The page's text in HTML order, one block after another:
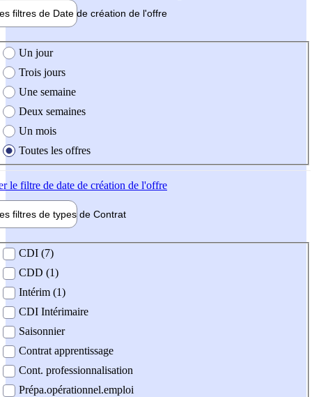
filtres de Date de création de l'offre
création de l'offre
Un jour
Trois jours
Une semaine
Deux semaines
Un mois
Toutes les offres
le filtre de date de création de l'offre
filtres de types de Contrat
contrat
CDI (7)
CDD (1)
Intérim (1)
CDI Intérimaire
Saisonnier
Contrat apprentissage
Cont. professionnalisation
Prépa.opérationnel.emploi